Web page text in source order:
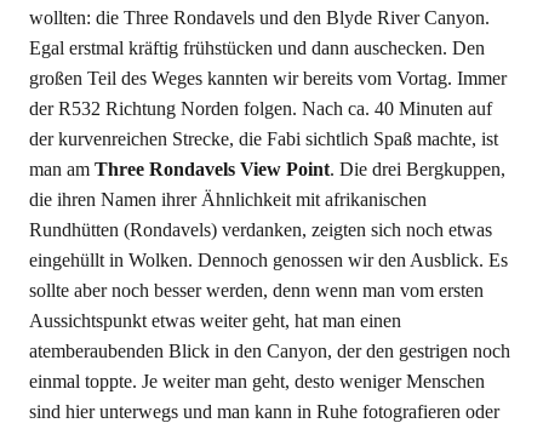
wollten: die Three Rondavels und den Blyde River Canyon.
Egal erstmal kräftig frühstücken und dann auschecken. Den
großen Teil des Weges kannten wir bereits vom Vortag. Immer
der R532 Richtung Norden folgen. Nach ca. 40 Minuten auf
der kurvenreichen Strecke, die Fabi sichtlich Spaß machte, ist
man am Three Rondavels View Point. Die drei Bergkuppen,
die ihren Namen ihrer Ähnlichkeit mit afrikanischen
Rundhütten (Rondavels) verdanken, zeigten sich noch etwas
eingehüllt in Wolken. Dennoch genossen wir den Ausblick. Es
sollte aber noch besser werden, denn wenn man vom ersten
Aussichtspunkt etwas weiter geht, hat man einen
atemberaubenden Blick in den Canyon, der den gestrigen noch
einmal toppte. Je weiter man geht, desto weniger Menschen
sind hier unterwegs und man kann in Ruhe fotografieren oder